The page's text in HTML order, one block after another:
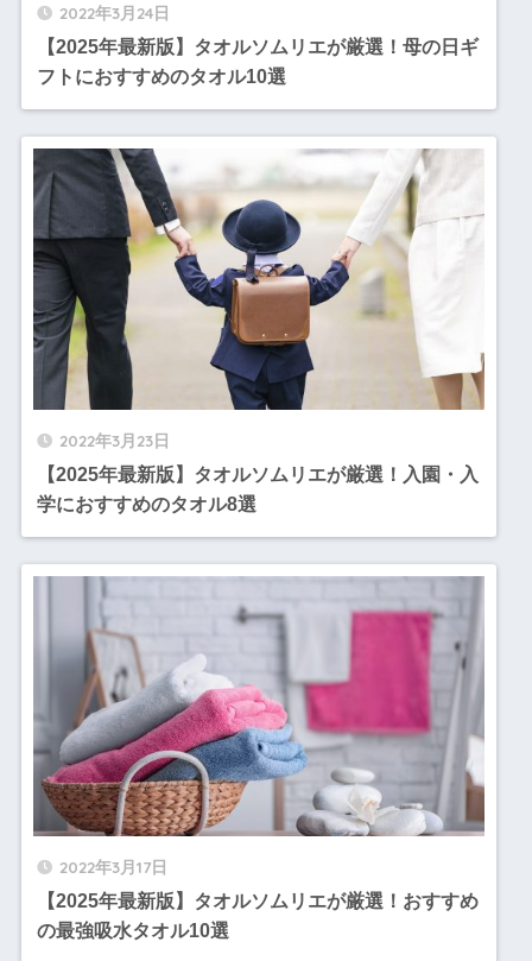
2022年3月24日
【2025年最新版】タオルソムリエが厳選！母の日ギ
フトにおすすめのタオル10選
2022年3月23日
【2025年最新版】タオルソムリエが厳選！入園・入
学におすすめのタオル8選
2022年3月17日
【2025年最新版】タオルソムリエが厳選！おすすめ
の最強吸水タオル10選